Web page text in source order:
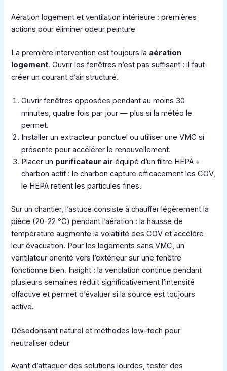
Aération logement et ventilation intérieure : premières
actions pour éliminer odeur peinture
La première intervention est toujours la aération
logement. Ouvrir les fenêtres n’est pas suffisant : il faut
créer un courant d’air structuré.
Ouvrir fenêtres opposées pendant au moins 30
minutes, quatre fois par jour — plus si la météo le
permet.
Installer un extracteur ponctuel ou utiliser une VMC si
présente pour accélérer le renouvellement.
Placer un purificateur air équipé d’un filtre HEPA +
charbon actif : le charbon capture efficacement les COV,
le HEPA retient les particules fines.
Sur un chantier, l’astuce consiste à chauffer légèrement la
pièce (20-22 °C) pendant l’aération : la hausse de
température augmente la volatilité des COV et accélère
leur évacuation. Pour les logements sans VMC, un
ventilateur orienté vers l’extérieur sur une fenêtre
fonctionne bien. Insight : la ventilation continue pendant
plusieurs semaines réduit significativement l’intensité
olfactive et permet d’évaluer si la source est toujours
active.
Désodorisant naturel et méthodes low-tech pour
neutraliser odeur
Avant d’attaquer des solutions lourdes, tester des